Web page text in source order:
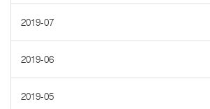
2019-07
2019-06
2019-05